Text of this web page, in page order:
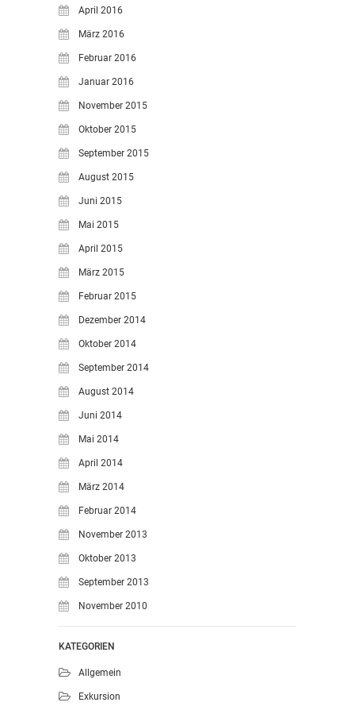
April 2016
März 2016
Februar 2016
Januar 2016
November 2015
Oktober 2015
September 2015
August 2015
Juni 2015
Mai 2015
April 2015
März 2015
Februar 2015
Dezember 2014
Oktober 2014
September 2014
August 2014
Juni 2014
Mai 2014
April 2014
März 2014
Februar 2014
November 2013
Oktober 2013
September 2013
November 2010
KATEGORIEN
Allgemein
Exkursion